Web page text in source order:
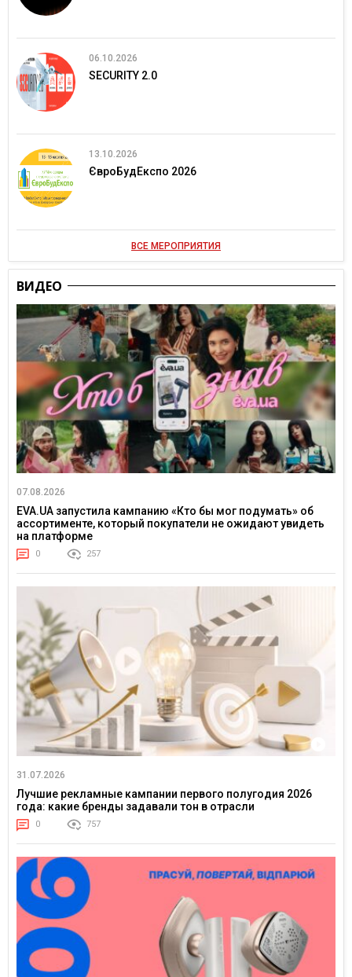
06.10.2026
SECURITY 2.0
13.10.2026
ЄвроБудЕкспо 2026
ВСЕ МЕРОПРИЯТИЯ
ВИДЕО
07.08.2026
EVA.UA запустила кампанию «Кто бы мог подумать» об
ассортименте, который покупатели не ожидают увидеть
на платформе
0 257
31.07.2026
Лучшие рекламные кампании первого полугодия 2026
года: какие бренды задавали тон в отрасли
0 757